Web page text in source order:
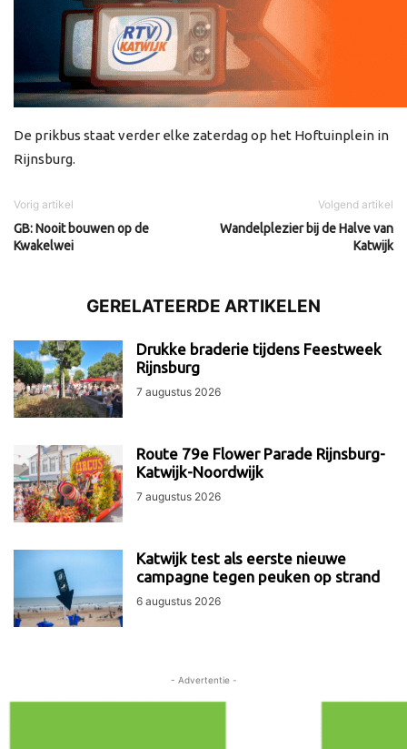
De prikbus staat verder elke zaterdag op het Hoftuinplein in
Rijnsburg.
Vorig artikel
GB: Nooit bouwen op de
Kwakelwei
Volgend artikel
Wandelplezier bij de Halve van
Katwijk
GERELATEERDE ARTIKELEN
Drukke braderie tijdens Feestweek
Rijnsburg
7 augustus 2026
Route 79e Flower Parade Rijnsburg-
Katwijk-Noordwijk
7 augustus 2026
Katwijk test als eerste nieuwe
campagne tegen peuken op strand
6 augustus 2026
- Advertentie -